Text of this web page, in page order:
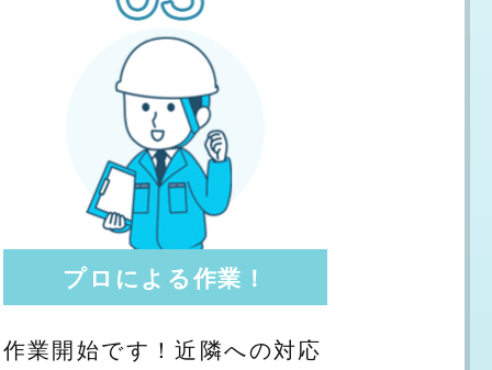
プロによる作業！
作業開始です！近隣への対応